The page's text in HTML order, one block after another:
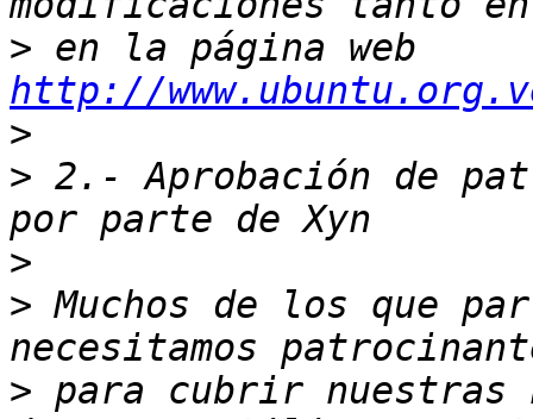
>
http://
>
> 2.- Aprobación de
>
> Muchos de los que
> para cubrir nuestras